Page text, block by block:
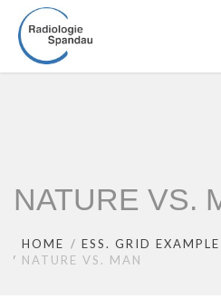
NATURE VS.
HOME
ESS. GRID
NATURE VS. MAN